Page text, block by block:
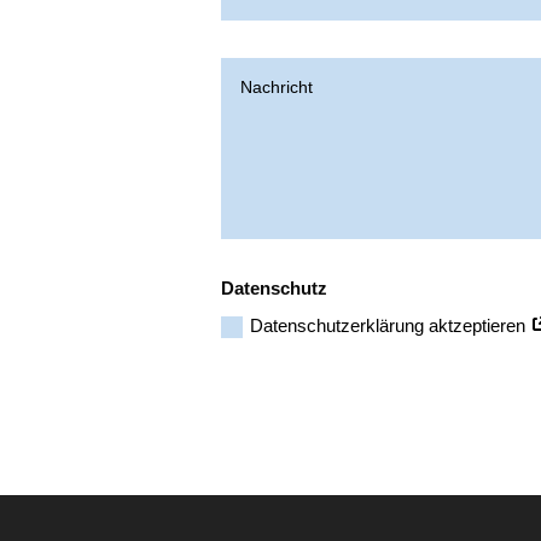
Daten­schutz
Daten­schutz­er­klä­rung aktzeptieren